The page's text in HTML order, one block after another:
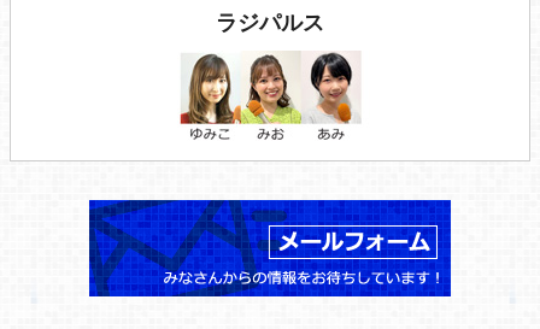
ラジパルス